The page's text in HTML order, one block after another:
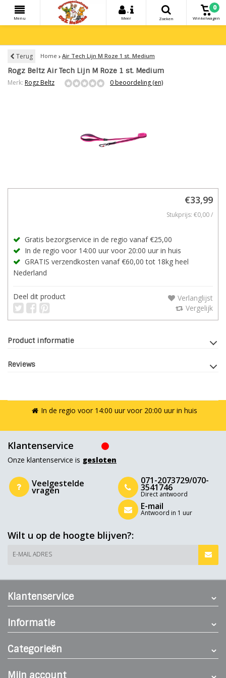
Menu
+
Meer
Zoeken
0
Winkelwagen
Terug Home Air Tech Lijn M Roze 1 st. Medium
Rogz Beltz Air Tech Lijn M Roze 1 st. Medium
Merk: Rogz Beltz 0 beoordeling (en)
€33,99
Stukprijs: €0,00 /
Gratis bezorgservice in de regio vanaf €25,00
In de regio voor 14:00 uur voor 20:00 uur in huis
GRATIS verzendkosten vanaf €60,00 tot 18kg heel
Nederland
Deel dit product
Verlanglijst
Vergelijk
Product informatie
Reviews
In de regio voor 14:00 uur voor 20:00 uur in huis
Klantenservice
Onze klantenservice is gesloten
Veelgestelde
vragen
071-2073729/070-
3541746
Direct antwoord
E-mail
Antwoord in 1 uur
Wilt u op de hoogte blijven?:
E-MAIL ADRES
Klantenservice
Informatie
Categorieën
Mijn account